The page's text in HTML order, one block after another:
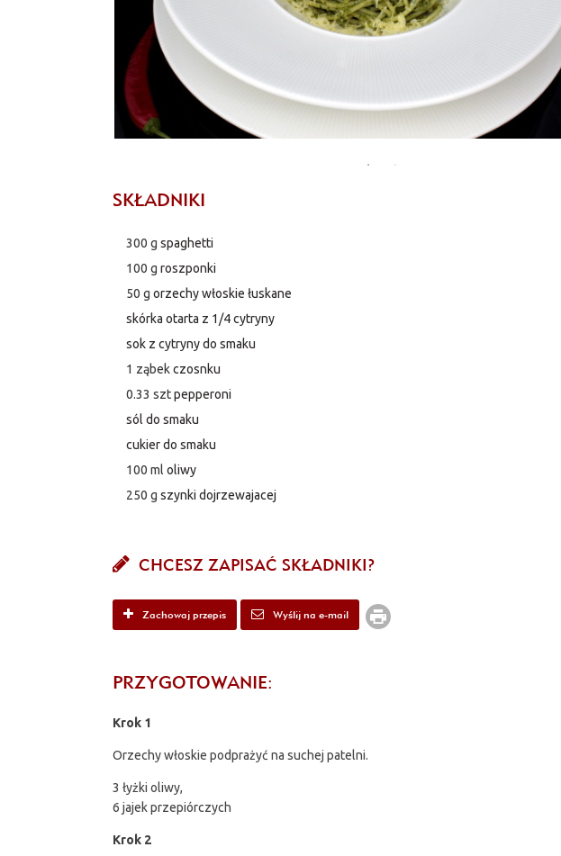
SKŁADNIKI
300 g spaghetti
100 g roszponki
50 g orzechy włoskie łuskane
skórka otarta z 1/4 cytryny
sok z cytryny do smaku
1 ząbek czosnku
0.33 szt pepperoni
sól do smaku
cukier do smaku
100 ml oliwy
250 g szynki dojrzewajacej
CHCESZ ZAPISAĆ SKŁADNIKI?
Zachowaj przepis Wyślij na e-mail
PRZYGOTOWANIE:
Krok 1
Orzechy włoskie podprażyć na suchej patelni.
3 łyżki oliwy,
6 jajek przepiórczych
Krok 2